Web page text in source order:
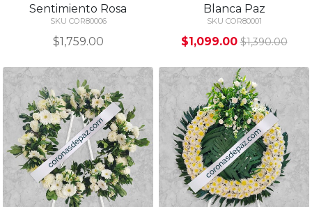
Sentimiento Rosa
SKU COR80006
$1,759.00
Blanca Paz
SKU COR80001
$1,099.00 $1,390.00